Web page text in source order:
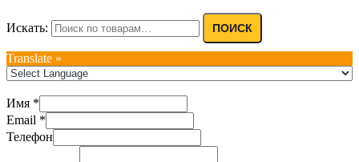
Искать: ПОИСК
Translate »
Имя *
Email *
Телефон